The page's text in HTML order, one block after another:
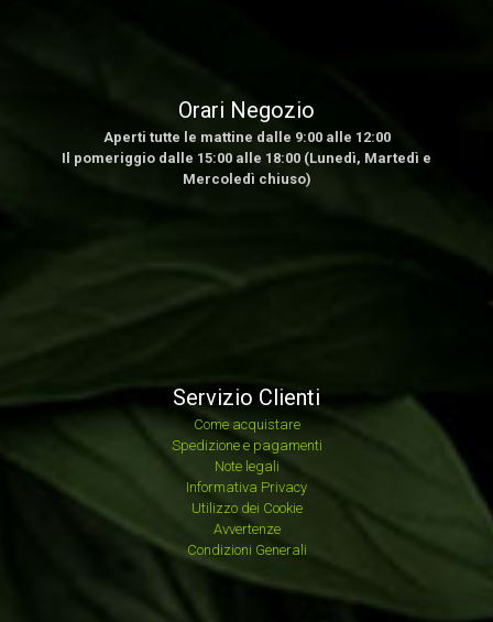
Orari Negozio
Aperti tutte le mattine dalle 9:00 alle 12:00
Il pomeriggio dalle 15:00 alle 18:00 (Lunedì, Martedì e
Mercoledì chiuso)
Servizio Clienti
Come acquistare
Spedizione e pagamenti
Note legali
Informativa Privacy
Utilizzo dei Cookie
Avvertenze
Condizioni Generali